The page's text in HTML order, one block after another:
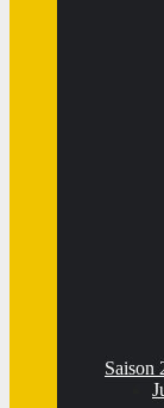
Saison